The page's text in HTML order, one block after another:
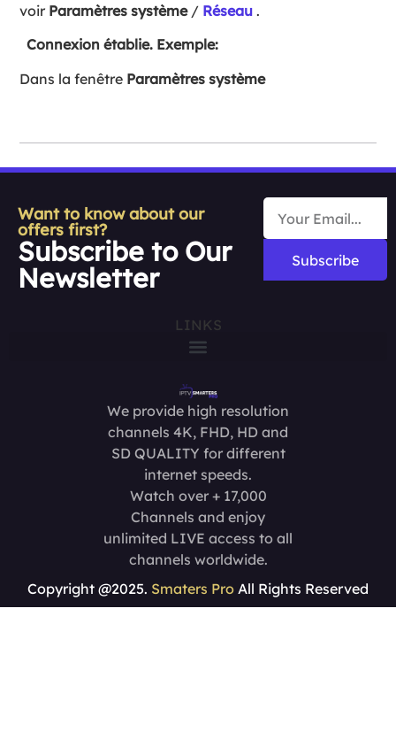
voir Paramètres système/ Réseau .
Connexion établie. Exemple:
Dans la fenêtre Paramètres système
Want to know about our
offers first?
Subscribe to Our
Newsletter
Subscribe
LINKS
We provide high resolution
channels 4K, FHD, HD and
SD QUALITY for different
internet speeds.
Watch over + 17,000
Channels and enjoy
unlimited LIVE access to all
channels worldwide.
Copyright @2025. Smaters Pro All Rights Reserved